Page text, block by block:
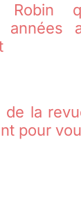
Robin
années
de la
pour